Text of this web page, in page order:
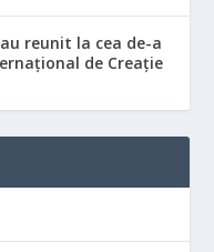
reunit la cea de-a
de Creație